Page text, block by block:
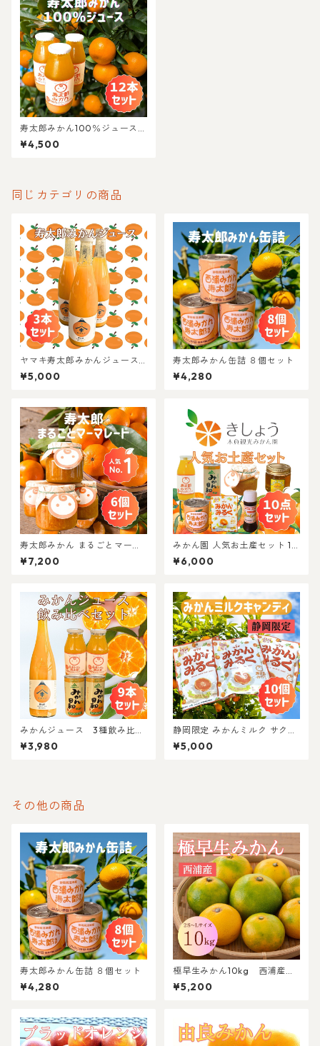
寿太郎みかん100％ジュース 1
80ml 12本セット
¥4,500
同じカテゴリの商品
ヤマキ寿太郎みかんジュース
３本セット 100％ ストレート
ジュース
¥5,000
寿太郎みかん缶詰 ８個セット
¥4,280
寿太郎みかん まるごとマーマ
ーレード 6個セット 無添加
¥7,200
みかん園 人気お土産セット 10
点入り
¥6,000
みかんジュース 3種飲み比べ
セット
¥3,980
静岡限定 みかんミルク サクマ
キャンディ 10個セット アメ/
飴 寿太郎みかん
¥5,000
その他の商品
寿太郎みかん缶詰 ８個セット
¥4,280
極早生みかん10kg 西浦産
2S～Lサイズ混合【北海道・沖
縄(離島)以外送料無料】
¥5,200